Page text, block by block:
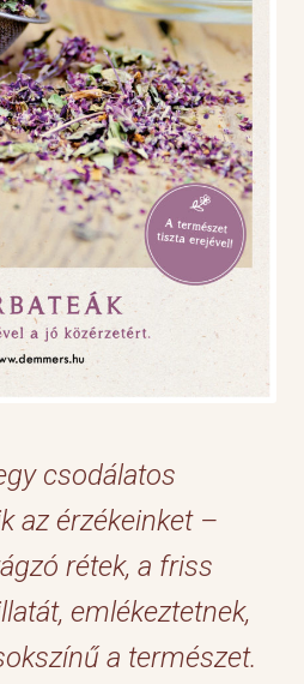
csodálatos
az érzékeinket –
rétek, a friss
emlékeztetnek,
a természet.